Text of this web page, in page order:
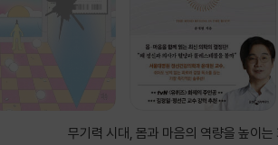
무기력 시대, 몸과 마음의 역량을 높이는